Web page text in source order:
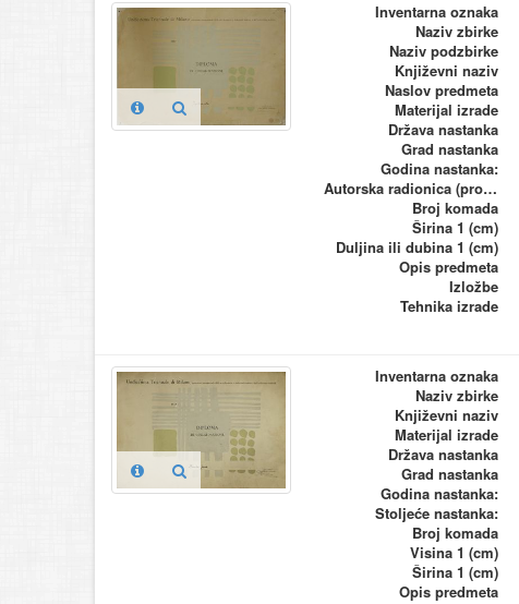
Inventarna oznaka
Naziv zbirke
Naziv podzbirke
Književni naziv
Naslov predmeta
Materijal izrade
Država nastanka
Grad nastanka
Godina nastanka:
Autorska radionica (proizvođač)
Broj komada
Širina 1 (cm)
Duljina ili dubina 1 (cm)
Opis predmeta
Izložbe
Tehnika izrade
Inventarna oznaka
Naziv zbirke
Književni naziv
Materijal izrade
Država nastanka
Grad nastanka
Godina nastanka:
Stoljeće nastanka:
Broj komada
Visina 1 (cm)
Širina 1 (cm)
Opis predmeta